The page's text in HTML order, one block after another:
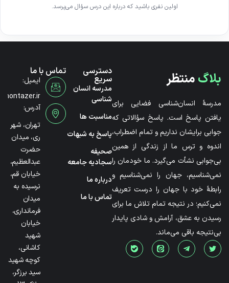
اولین نفری باشید که درباره این درس سؤال می‌پرسد.
بلاگمنتظر
مدرسۀ انسان‌شناسی فضایی برای
یافتن پاسخ است. پاسخ سؤالاتی که
جوابی برایشان نداریم و تمام اضطراب،
اندوه و ترس ما از زندگی از همین
بی‌جوابی نشأت می‌گیرد. ما خودمان را
نمی‌شناسیم، جهان را نمی‌شناسیم و
رابطۀ خود با جهان را درست تعریف
نمی‌کنیم؛ در نتیجه تمام تلاش ما برای
رسیدن به عشق، آرامش و شادی پایدار
بی‌نتیجه باقی می‌ماند.
دسترسی
سریع
مدرسه انسان
شناسی
مناسبت ها
پاسخ به شبهات
صحیفه
سجادیه جامعه
درباره ما
تماس با ما
تماس با ما
ایمیل:
آدرس:
تهران، شهر
ری، میدان
حضرت
عبدالعظیم،
خیابان قم،
نرسیده به
میدان
فرمانداری،
خیابان
شهید
کاشانی،
کوچه شهید
سید برزگر،